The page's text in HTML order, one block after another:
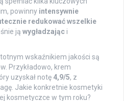
powinny intensywnie
redukować wszelkie
ją wygładzając i
wskaźnikiem jakości są
Przykładowo, krem
uzyskał notę 4,9/5, z
Jakie konkretnie kosmetyki
kosmetyczce w tym roku?